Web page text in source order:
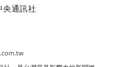
央通訊社